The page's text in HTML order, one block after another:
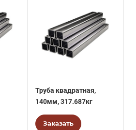
Труба квадратная,
140мм, 317.687кг
Заказать